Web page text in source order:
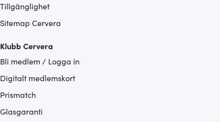
Tillgänglighet
Sitemap Cervera
Klubb Cervera
Bli medlem / Logga in
Digitalt medlemskort
Prismatch
Glasgaranti